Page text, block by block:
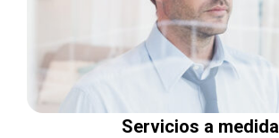
Servicios a medida